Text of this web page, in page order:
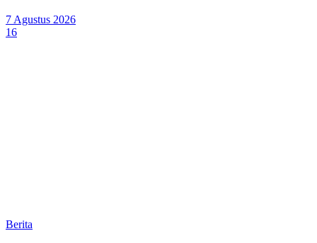
7 Agustus 2026
16
Berita